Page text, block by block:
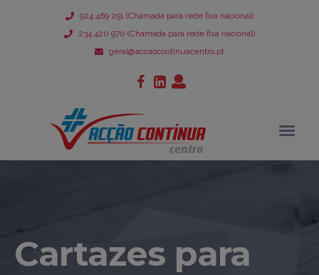
924 469 291 (Chamada para rede fixa nacional)
234 420 970 (Chamada para rede fixa nacional)
geral@accaocontinuacentro.pt
Cartazes para